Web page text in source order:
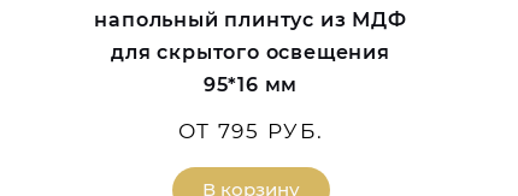
напольный плинтус из МДФ
для скрытого освещения
95*16 мм
ОТ 795 РУБ.
В корзину